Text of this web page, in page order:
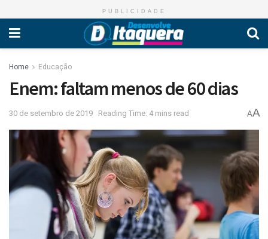
PUBLICIDADE
Home Educação
Enem: faltam menos de 60 dias
30 de setembro de 2019 Reading Time: 4 mins read AA